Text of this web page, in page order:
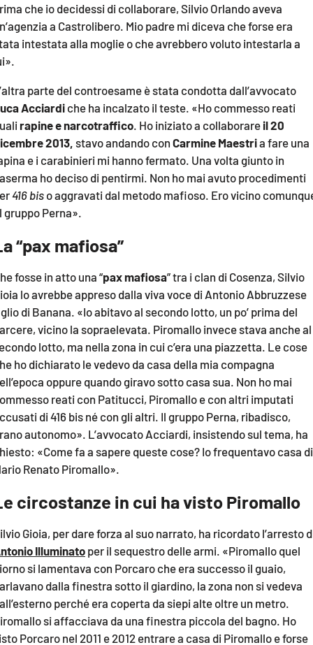
che io decidessi di collaborare, Silvio Orlando aveva
a Castrolibero. Mio padre mi diceva che forse era
intestata alla moglie o che avrebbero voluto intestarla a
parte del controesame è stata condotta dall’avvocato
Acciardi che ha incalzato il teste. «Ho commesso reati
rapine e narcotraffico . Ho iniziato a collaborare il 20
2013, stavo andando con Carmine Maestria fare una
e i carabinieri mi hanno fermato. Una volta giunto in
ho deciso di pentirmi. Non ho mai avuto procedimenti
416 bis o aggravati dal metodo mafioso. Ero vicino
gruppo Perna».
“pax mafiosa”
fosse in atto una “pax mafiosa” tra i clan di Cosenza, Silvio
lo avrebbe appreso dalla viva voce di Antonio Abbruzzese
di Banana. «Io abitavo al secondo lotto, un po’ prima del
vicino la sopraelevata. Piromallo invece stava anche al
lotto, ma nella zona in cui c’era una piazzetta. Le cose
ho dichiarato le vedevo da casa della mia compagna
oppure quando giravo sotto casa sua. Non ho mai
reati con Patitucci, Piromallo e con altri imputati
di 416 bis né con gli altri. Il gruppo Perna, ribadisco,
autonomo». L’avvocato Acciardi, insistendo sul tema, ha
«Come fa a sapere queste cose? Io frequentavo casa di
Renato Piromallo».
circostanze in cui ha visto Piromallo
Gioia, per dare forza al suo narrato, ha ricordato l’arresto
Illuminato per il sequestro delle armi. «Piromallo quel
si lamentava con Porcaro che era successo il guaio,
dalla finestra sotto il giardino, la zona non si vedeva
perché era coperta da siepi alte oltre un metro.
si affacciava da una finestra piccola del bagno. Ho
Porcaro nel 2011 e 2012 entrare a casa di Piromallo e forse